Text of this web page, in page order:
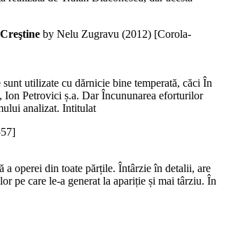
by Nelu Zugravu (2012) [Corola-
utilizate cu dărnicie bine temperată, căci În
Petrovici ș.a. Dar Încununarea eforturilor
analizat. Intitulat
a operei din toate părțile. Întârzie în detalii, are
pe care le-a generat la apariție și mai târziu. În